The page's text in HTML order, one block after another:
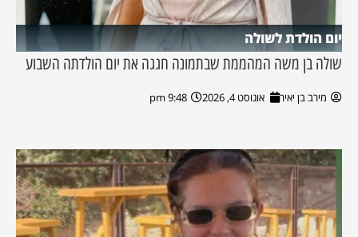
יום הולדת לשולה
שולה בן משה המהממת שבתמונה חגגה את יום הולדתה השבוע
מירב בן יאיר אוגוסט 4, 2026 9:48 pm